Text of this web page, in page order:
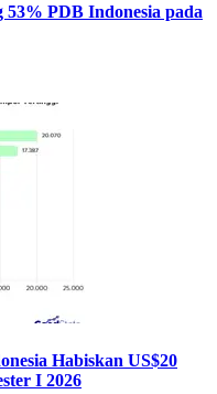
53% PDB Indonesia pada
Habiskan US$20
I 2026